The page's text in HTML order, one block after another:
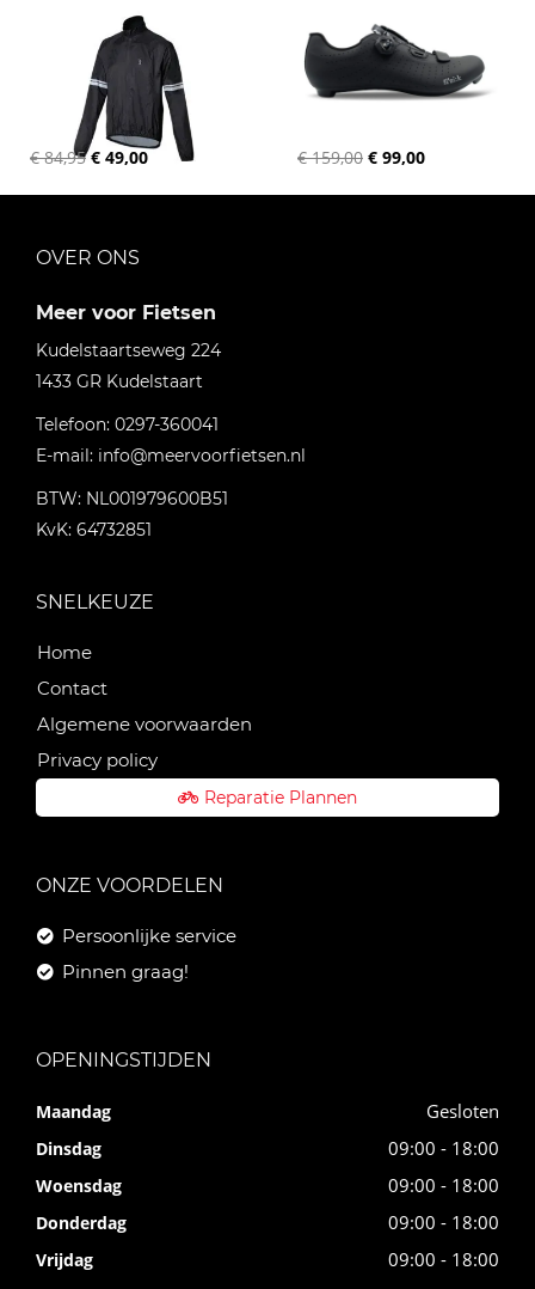
€ 84,95 € 49,00 € 159,00 € 99,00
OVER ONS
Meer voor Fietsen
Kudelstaartseweg 224
1433 GR Kudelstaart
Telefoon: 0297-360041
E-mail: info@meervoorfietsen.nl
BTW: NL001979600B51
KvK: 64732851
SNELKEUZE
Home
Contact
Algemene voorwaarden
Privacy policy
Reparatie Plannen
ONZE VOORDELEN
Persoonlijke service
Pinnen graag!
OPENINGSTIJDEN
Maandag Gesloten
Dinsdag 09:00 - 18:00
Woensdag 09:00 - 18:00
Donderdag 09:00 - 18:00
Vrijdag 09:00 - 18:00